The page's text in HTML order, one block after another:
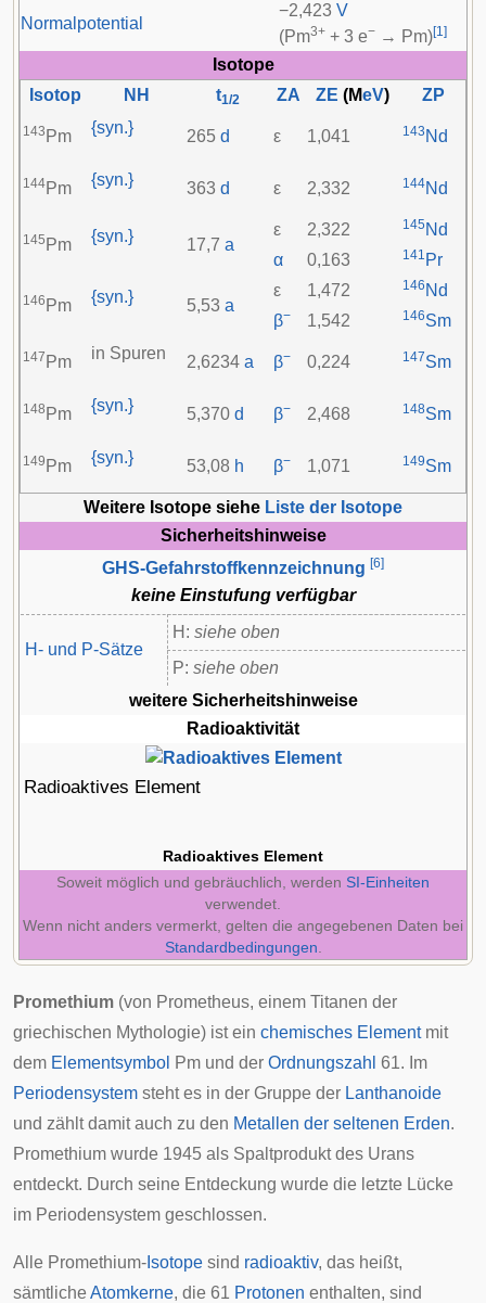
Normalpotential
−2,423 V
(Pm3+ + 3 e− → Pm)[1]
Isotope
Isotop
NH t1/2 ZA ZE (MeV) ZP
143 Pm {syn.} 265 d ε 1,041 143 Nd
144Pm {syn.} 363 d ε 2,332 144Nd
145 Pm {syn.} 17,7 a
ε 2,322 145 Nd
α
0,163 141 Pr
146 Pm {syn.} 5,53 a
ε 1,472 146 Nd
β− 1,542 146Sm
147 Pm in Spuren 2,6234 a β− 0,224 147Sm
148 Pm {syn.} 5,370 d β− 2,468 148Sm
149 Pm {syn.} 53,08 h β− 1,071 149Sm
Weitere Isotope siehe Liste der Isotope
Sicherheitshinweise
GHS-Gefahrstoffkennzeichnung [6]
keine Einstufung verfügbar
H- und P-Sätze
H: siehe oben
P: siehe oben
weitere Sicherheitshinweise
Radioaktivität
Radioaktives Element
Radioaktives Element
Soweit möglich und gebräuchlich, werden SI-Einheiten
verwendet.
Wenn nicht anders vermerkt, gelten die angegebenen Daten bei
Standardbedingungen
Promethium (von Prometheus, einem Titanen der
griechischen Mythologie) ist ein chemisches Elementmit
dem Elementsymbol Pm und der Ordnungszahl 61. Im
Periodensystem steht es in der Gruppe der Lanthanoide
und zählt damit auch zu den Metallen der seltenen Erden.
Promethium wurde 1945 als Spaltprodukt des Urans
entdeckt. Durch seine Entdeckung wurde die letzte Lücke
im Periodensystem geschlossen.
Alle Promethium- Isotope sind radioaktiv, das heißt,
sämtliche Atomkerne, die 61 Protonen enthalten, sind